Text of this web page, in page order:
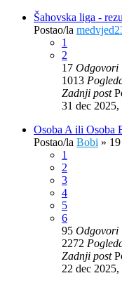
Šahovska liga -
Postao/la
1
2
17 Odgovori
1013
Zadnji post
31 dec 2025,
Osoba A ili Osoba
Postao/la Bobi »
1
2
3
4
5
6
95 Odgovori
2272
Zadnji post
22 dec